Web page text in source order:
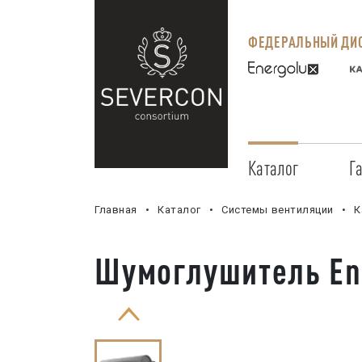
ФЕДЕРАЛЬНЫЙ
Каталог
Главная Каталог Системы вентиляции
Шумоглушитель